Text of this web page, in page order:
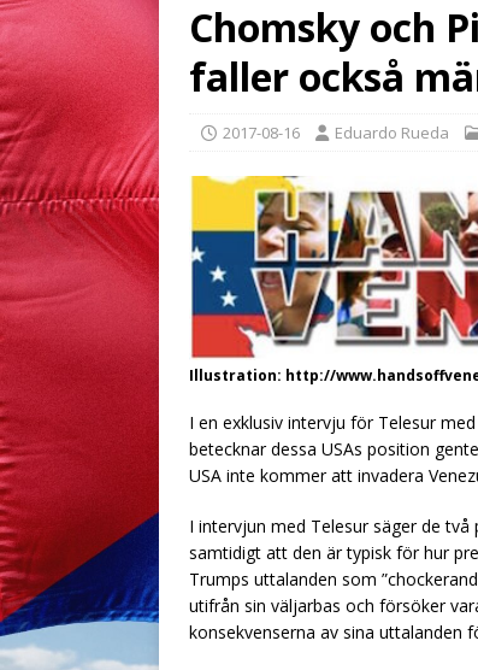
Chomsky och
faller också
2017-08-16 Eduardo Rueda
Illustration: http://
I en exklusiv intervju för Telesur
betecknar dessa USAs position
USA inte kommer att invadera
I intervjun med Telesur säger de
samtidigt att den är typisk för hur
Trumps uttalanden som
utifrån sin väljarbas och försöker
konsekvenserna av sina uttalanden